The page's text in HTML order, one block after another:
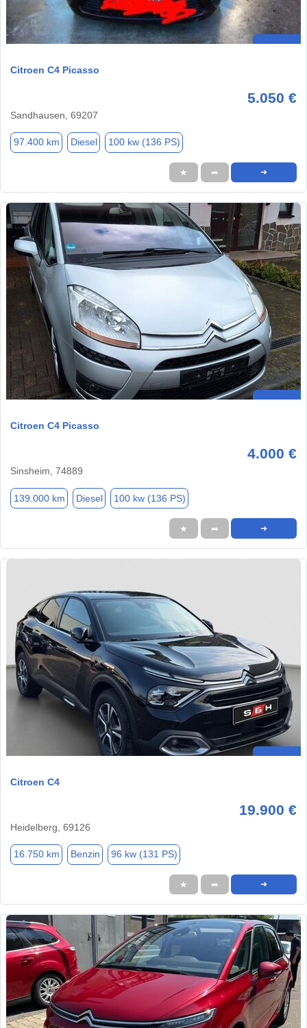
Citroen C4 Picasso
5.050 €
Sandhausen, 69207
97.400 km Diesel 100 kw (136 PS)
★ ➦ ➜
Citroen C4 Picasso
4.000 €
Sinsheim, 74889
139.000 km Diesel 100 kw (136 PS)
★ ➦ ➜
Citroen C4
19.900 €
Heidelberg, 69126
16.750 km Benzin 96 kw (131 PS)
★ ➦ ➜